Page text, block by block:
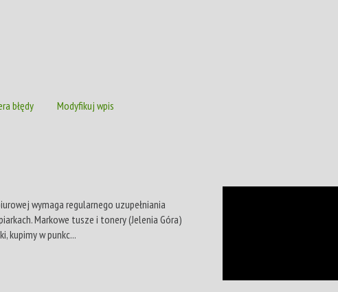
błędy Modyfikuj wpis
wymaga regularnego uzupełniania
Markowe tusze i tonery (Jelenia Góra)
kupimy w punkc...